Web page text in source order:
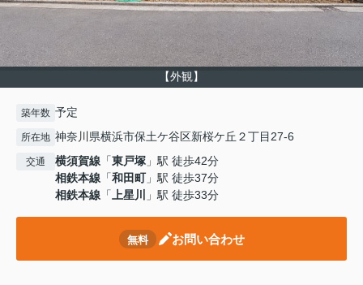
【外観】
築年数 予定
所在地 神奈川県横浜市保土ケ谷区新桜ケ丘２丁目27-6
交通 横須賀線 「東戸塚 」駅 徒歩42分
相鉄本線 「和田町」駅 徒歩37分
相鉄本線 「上星川 」駅 徒歩33分
無料 お問い合わせ